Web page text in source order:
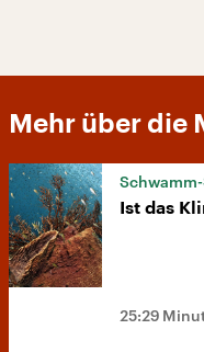
Mehr über die
Ist das
25:29